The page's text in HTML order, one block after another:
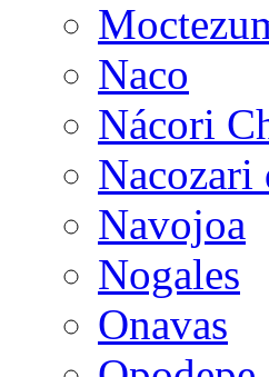
Naco
Nácori
Nacozari
Navojoa
Nogales
Onavas